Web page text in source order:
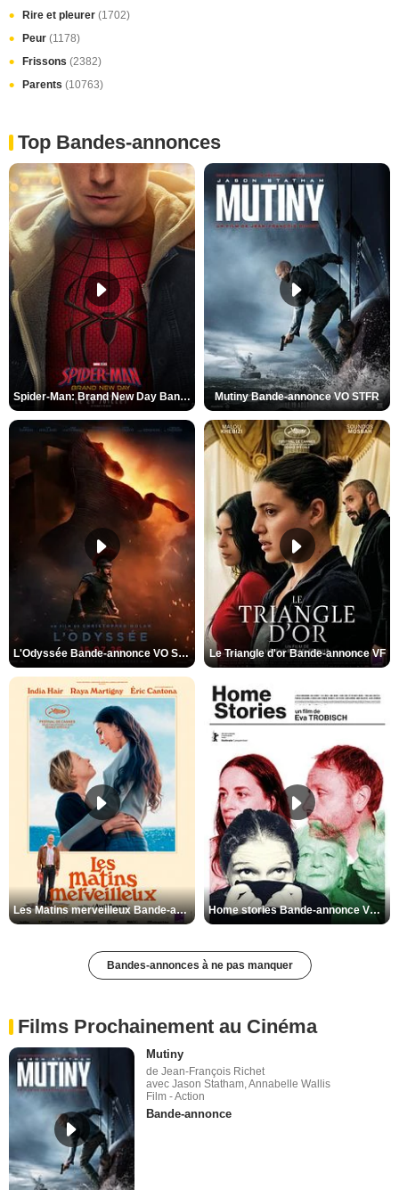
Rire et pleurer (1702)
Peur (1178)
Frissons (2382)
Parents (10763)
Top Bandes-annonces
Spider-Man: Brand New Day Bande-annonce VO STFR Mutiny Bande-annonce VO STFR
L'Odyssée Bande-annonce VO STFR Le Triangle d'or Bande-annonce VF
Les Matins merveilleux Bande-annonce VF Home stories Bande-annonce VO STFR
Bandes-annonces à ne pas manquer
Films Prochainement au Cinéma
Mutiny
de Jean-François Richet
avec Jason Statham, Annabelle Wallis
Film - Action
Bande-annonce